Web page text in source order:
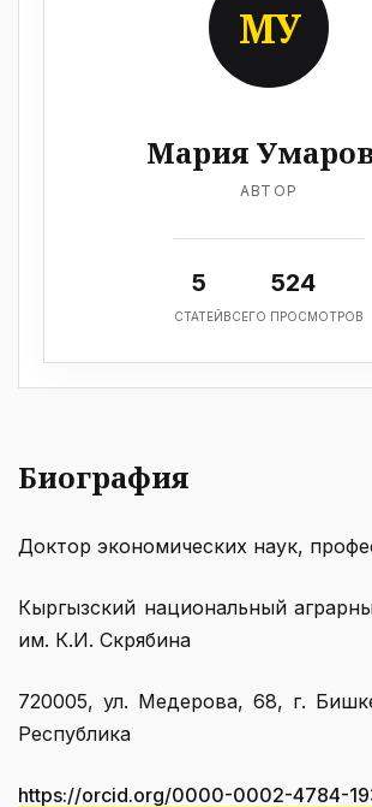
МУ
Мария
АВТОР
5
СТАТЕЙ
524
ВСЕГО ПРОСМОТРОВ
Биография
Доктор экономических наук,
Кыргызский национальный
им. К.И. Скрябина
720005, ул. Медерова, 68, г.
Республика
https://orcid.org/0000-0002-4784-